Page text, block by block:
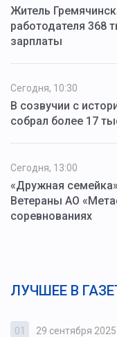
Житель
работодателя 368
зарплаты
Сегодня, 10:30
В созвучии с
собрал более 17
Сегодня, 13:00
«Дружная
Ветераны АО
соревнованиях
ЛУЧШЕЕ В
01 29 сентября 2025